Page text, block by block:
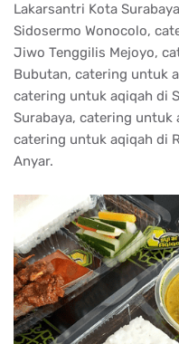
Lakarsantri Kota
Sidosermo Wonocolo,
Jiwo Tenggilis Mejoyo,
Bubutan, catering untuk
catering untuk aqiqah di
Surabaya, catering untuk
catering untuk aqiqah di
Anyar.